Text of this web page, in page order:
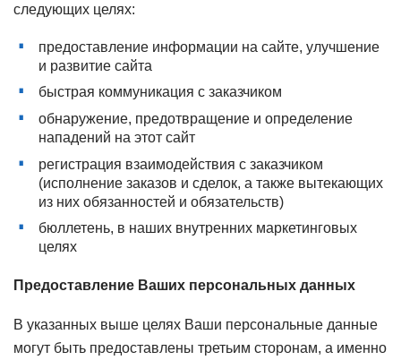
следующих целях:
предоставление информации на сайте, улучшение
и развитие сайта
быстрая коммуникация с заказчиком
обнаружение, предотвращение и определение
нападений на этот сайт
регистрация взаимодействия с заказчиком
(исполнение заказов и сделок, а также вытекающих
из них обязанностей и обязательств)
бюллетень, в наших внутренних маркетинговых
целях
Предоставление Ваших персональных данных
В указанных выше целях Ваши персональные данные
могут быть предоставлены третьим сторонам, а именно